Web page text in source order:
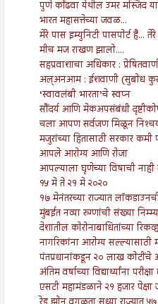
पुणे कोंढवा येथील उमर मस्जिद
भारत महासत्तेच्या जवळ...
मेरे पास इम्युनिटी पासपोर्ट है...
मीच मज राखण झालो....
सहप्रवाशाचा अधिकार :
अल्अनआम : ईशवाणी (सुबोध
‘स्वावलंबी भारता’चे स्वप्न
सौंदर्य आणि मेकअपसंबंधी
चला आपण सर्वजण मिळून
मजुरांच्या हितासाठी सरकार कमी
आपले आरोग्य आणि रोजा
आपल्याला घृणेच्या विषाची नाही
१५ मे ते २१ मे २०२०
१७ मेनंतरच्या राज्यात
मुंबईत नव्या रुग्णांची संख्या
देशातील कोरोनाबाधितांच्या
नागरिकांना आरोग्य
पंतप्रधानांकडून २० लाख कोटींचे
अंतिम वर्षाच्या विद्यार्थ्यांना
एसटी महामंडळाने २१ हजार पेक्षा